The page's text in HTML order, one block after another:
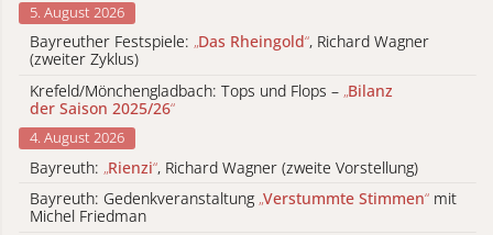
5. August 2026
Bayreuther Festspiele: „Das Rheingold“, Richard Wagner
(zweiter Zyklus)
Krefeld/Mönchengladbach: Tops und Flops – „Bilanz
der Saison 2025/26“
4. August 2026
Bayreuth: „Rienzi“, Richard Wagner (zweite Vorstellung)
Bayreuth: Gedenkveranstaltung „Verstummte Stimmen“ mit
Michel Friedman